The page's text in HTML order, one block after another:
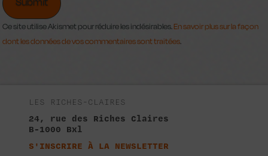
Ce site utilise Akismet pour réduire les indésirables.En savoir plus sur la façon
dont les données de vos commentaires sont traitées.
LES RICHES-CLAIRES
24, rue des Riches Claires
B-1000 Bxl
S'INSCRIRE À LA NEWSLETTER